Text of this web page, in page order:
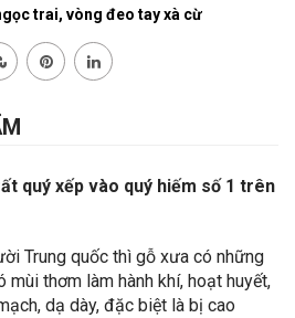
trai, vòng đeo tay xà cừ
quý xếp vào quý hiếm số 1 trên
Trung quốc thì gỗ xưa có những
thơm làm hành khí, hoạt huyết,
dạ dày, đặc biệt là bị cao